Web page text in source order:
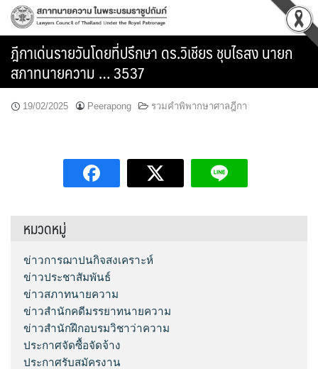
Skip
content
ฎีกาเด่นรายวันโดยที่ปรึกษา ดร.วิเชียร ชุบไธสง นายก
สภาทนายความ … 3537
19/02/2025 Peerapong รวมคำพิพากษาศาลฎีกา
หมวดหมู่
ข่าวการฌาปนกิจสงเคราะห์
ข่าวประชาสัมพันธ์
ข่าวสภาทนายความ
ข่าวสำนักคดีมรรยาทนายความ
ข่าวสำนักฝึกอบรมวิชาว่าความ
ประกาศจัดซื้อจัดจ้าง
ประกาศรับสมัครงาน